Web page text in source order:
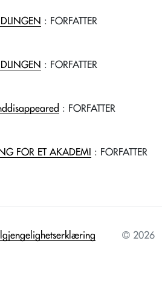
: FORFATTER
: FORFATTER
: FORFATTER
FOR ET AKADEMI : FORFATTER
© 2026